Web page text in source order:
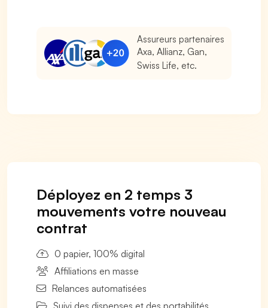
Assureurs partenaires
Axa, Allianz, Gan,
Swiss Life, etc.
Déployez en 2 temps 3
mouvements votre nouveau
contrat
0 papier, 100% digital
Affiliations en masse
Relances automatisées
Suivi des dispenses et des portabilités